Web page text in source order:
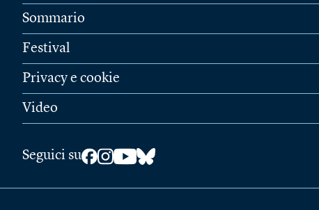
Sommario
Festival
Privacy e cookie
Video
Seguici su